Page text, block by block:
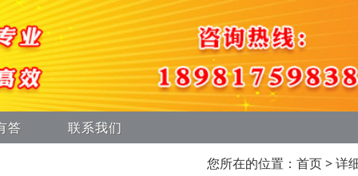
答 联系我们
您所在的位置： 首页> 详